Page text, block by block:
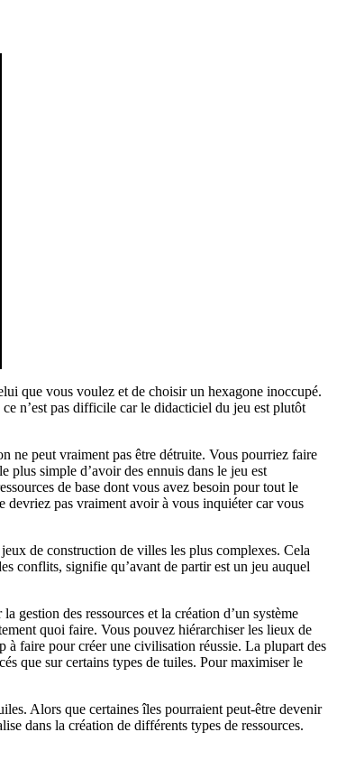
que vous voulez et de choisir un hexagone inoccupé.
n’est pas difficile car le didacticiel du jeu est plutôt
peut vraiment pas être détruite. Vous pourriez faire
plus simple d’avoir des ennuis dans le jeu est
de base dont vous avez besoin pour tout le
devriez pas vraiment avoir à vous inquiéter car vous
de construction de villes les plus complexes. Cela
conflits, signifie qu’avant de partir est un jeu auquel
gestion des ressources et la création d’un système
quoi faire. Vous pouvez hiérarchiser les lieux de
à faire pour créer une civilisation réussie. La plupart des
que sur certains types de tuiles. Pour maximiser le
Alors que certaines îles pourraient peut-être devenir
dans la création de différents types de ressources.